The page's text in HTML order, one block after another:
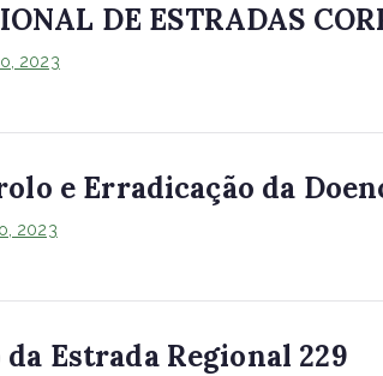
DE ESTRADAS
2023
e Erradicação da
2023
Estrada Regional 229